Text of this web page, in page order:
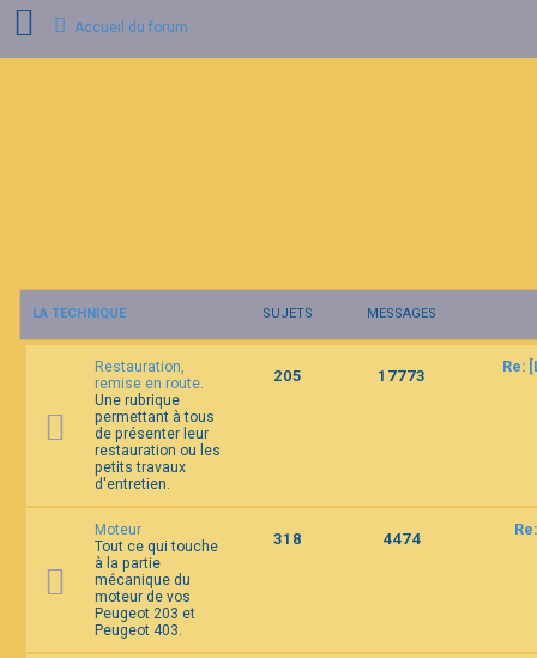
n
Accueil du forum
LA TECHNIQUE SUJETS MESSAGES
Restauration,
remise en route.
Une rubrique
permettant à tous
de présenter leur
restauration ou les
petits travaux
d'entretien.
205 17773 Re:
Moteur
Tout ce qui touche
à la partie
mécanique du
moteur de vos
Peugeot 203 et
Peugeot 403.
318 4474